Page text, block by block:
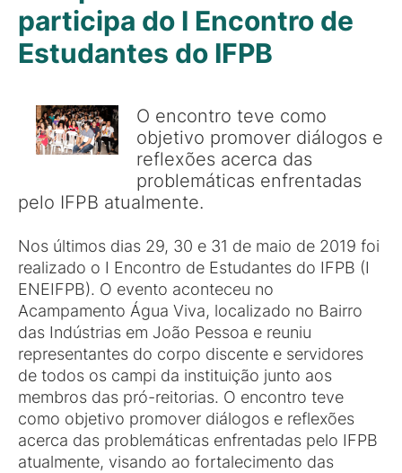
participa do I Encontro de
Estudantes do IFPB
O encontro teve como
objetivo promover diálogos e
reflexões acerca das
problemáticas enfrentadas
pelo IFPB atualmente.
Nos últimos dias 29, 30 e 31 de maio de 2019 foi
realizado o I Encontro de Estudantes do IFPB (I
ENEIFPB). O evento aconteceu no
Acampamento Água Viva, localizado no Bairro
das Indústrias em João Pessoa e reuniu
representantes do corpo discente e servidores
de todos os campi da instituição junto aos
membros das pró-reitorias. O encontro teve
como objetivo promover diálogos e reflexões
acerca das problemáticas enfrentadas pelo IFPB
atualmente, visando ao fortalecimento das